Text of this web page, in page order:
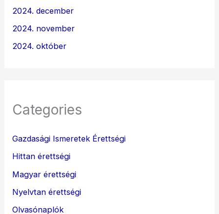
2024. december
2024. november
2024. október
Categories
Gazdasági Ismeretek Érettségi
Hittan érettségi
Magyar érettségi
Nyelvtan érettségi
Olvasónaplók